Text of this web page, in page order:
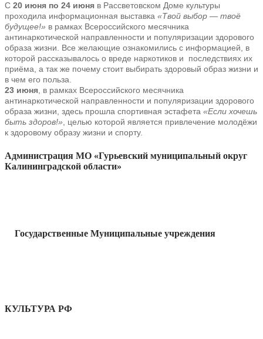
С 20 июня по 24 июня в Рассветовском Доме культуры
проходила информационная выставка «Твой выбор — твоё
будущее!» в рамках Всероссийского месячника
антинаркотической направленности и популяризации здорового
образа жизни. Все желающие ознакомились с информацией, в
которой рассказывалось о вреде наркотиков и последствиях их
приёма, а так же почему стоит выбирать здоровый образ жизни и
в чем его польза.
23 июня, в рамках Всероссийского месячника
антинаркотической направленности и популяризации здорового
образа жизни, здесь прошла спортивная эстафета «Если хочешь
быть здоров!», целью которой является привлечение молодёжи
к здоровому образу жизни и спорту.
Администрация МО «Гурьевский муниципальный округ
Калининградской области»
Государственные Муниципальные учреждения
КУЛЬТУРА РФ